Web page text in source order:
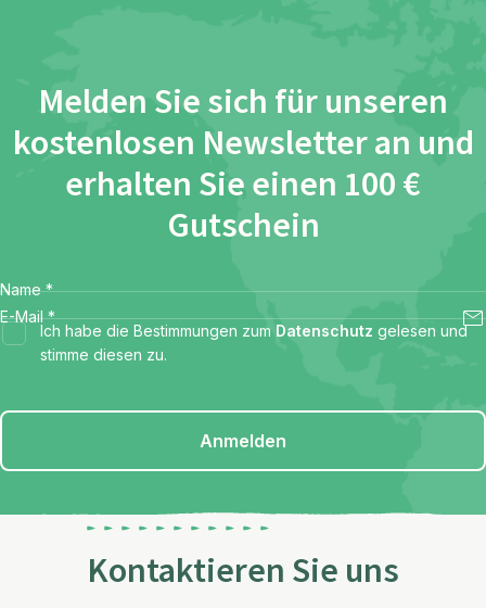
Melden Sie sich für unseren
kostenlosen Newsletter an und
erhalten Sie einen 100 €
Gutschein
Name *
E-Mail *
Ich habe die Bestimmungen zum Datenschutz gelesen und
stimme diesen zu.
Anmelden
Kontaktieren Sie uns